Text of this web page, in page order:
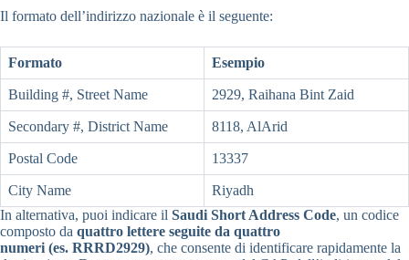
Il formato dell’indirizzo nazionale è il seguente:
Formato Esempio
Building #, Street Name 2929, Raihana Bint Zaid
Secondary #, District Name 8118, AlArid
Postal Code 13337
City Name
Riyadh
In alternativa, puoi indicare il Saudi Short Address Code, un codice
composto da quattro lettere seguite da quattro
numeri (es. RRRD2929), che consente di identificare rapidamente la